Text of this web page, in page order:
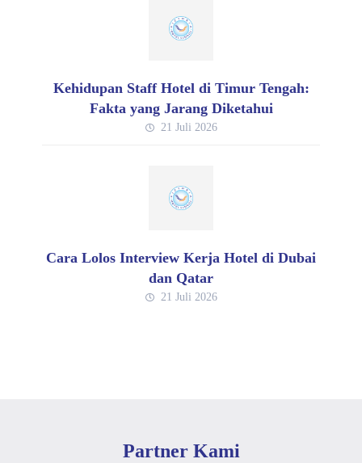
Kehidupan Staff Hotel di Timur Tengah:
Fakta yang Jarang Diketahui
21 Juli 2026
Cara Lolos Interview Kerja Hotel di Dubai
dan Qatar
21 Juli 2026
Partner Kami